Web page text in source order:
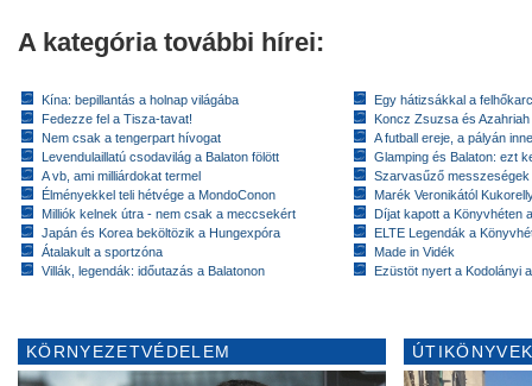
A kategória további hírei:
Kína: bepillantás a holnap világába
Fedezze fel a Tisza-tavat!
Nem csak a tengerpart hívogat
Levendulaillatú csodavilág a Balaton fölött
A vb, ami milliárdokat termel
Élményekkel teli hétvége a MondoConon
Milliók kelnek útra - nem csak a meccsekért
Japán és Korea beköltözik a Hungexpóra
Átalakult a sportzóna
Villák, legendák: időutazás a Balatonon
Egy hátizsákkal a
Koncz Zsuzsa és
A futball ereje, a pályán
Glamping és Balaton: ezt
Szarvasűző messzeségek
Marék Veronikától
Díjat kapott a Könyvhéten
ELTE Legendák a
Made in Vidék
Ezüstöt nyert a Kodolányi
KÖRNYEZETVÉDELEM